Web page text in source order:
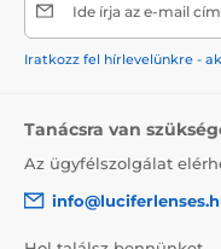
Ide írja az e-mail
Iratkozz fel hírlevelünkre -
Tanácsra van
Az ügyfélszolgálat